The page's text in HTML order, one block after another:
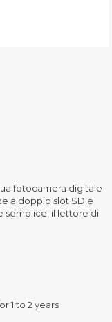
fotocamera digitale
a doppio slot SD e
semplice, il lettore di
1 to 2 years